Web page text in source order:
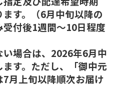
す。（6月中旬以降の
付後1週間～10日程度
場合は、2026年6月中
す。ただし、「御中元
月上旬以降順次お届け